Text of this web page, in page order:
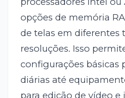
opções de memória
de telas em diferentes
resoluções. Isso
configurações básicas
diárias até
para edição de vídeo e